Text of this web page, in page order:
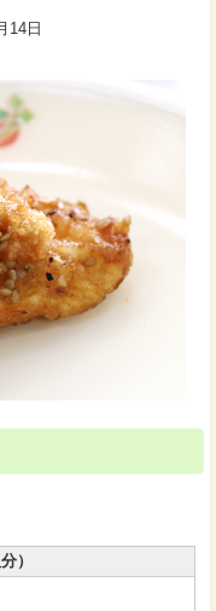
14日
）